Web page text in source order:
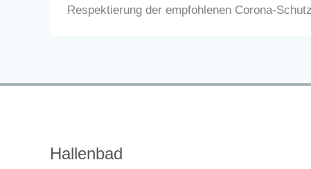
Respektierung der empfohlenen Corona-
Hallenbad